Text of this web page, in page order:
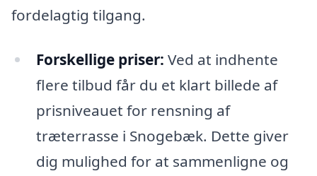
fordelagtig tilgang.
Forskellige priser: Ved at indhente
flere tilbud får du et klart billede af
prisniveauet for rensning af
træterrasse i Snogebæk. Dette giver
dig mulighed for at sammenligne og